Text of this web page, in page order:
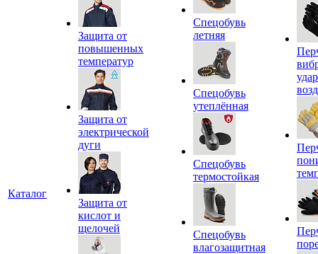
Каталог
Защита от
повышенных
температур
Защита от
электрической
дуги
Защита от
кислот и
щелочей
Спецобувь
летняя
Спецобувь
утеплённая
Спецобувь
термостойкая
Спецобувь
влагозащитная